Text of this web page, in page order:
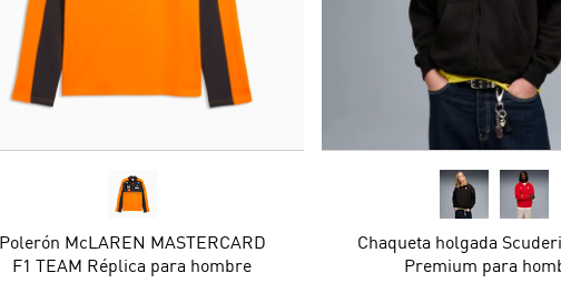
Polerón McLAREN MASTERCARD
F1 TEAM Réplica para hombre
Chaqueta holgada
Premium para